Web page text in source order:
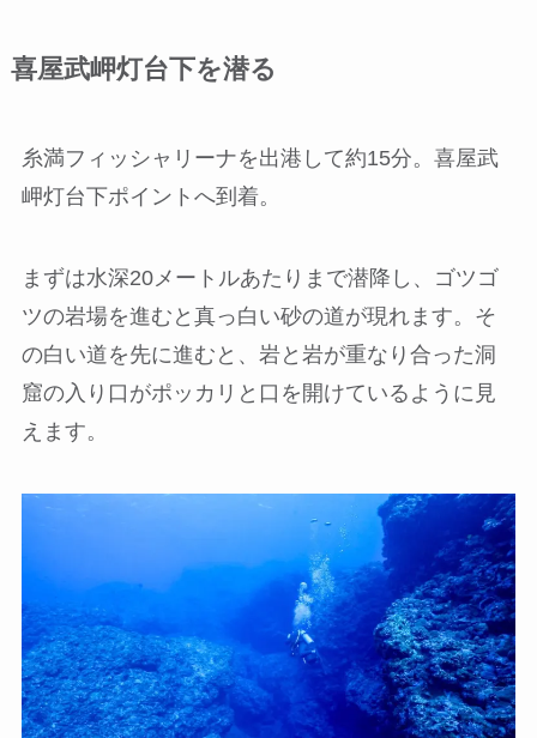
喜屋武岬灯台下を潜る
糸満フィッシャリーナを出港して約15分。喜屋武
岬灯台下ポイントへ到着。
まずは水深20メートルあたりまで潜降し、ゴツゴ
ツの岩場を進むと真っ白い砂の道が現れます。そ
の白い道を先に進むと、岩と岩が重なり合った洞
窟の入り口がポッカリと口を開けているように見
えます。